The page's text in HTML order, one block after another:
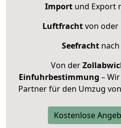
Import und Export
Luftfrachtvon oder
Seefracht
Von der
Einfuhrbestimmung –
Partner für den Umzug
Kostenlose